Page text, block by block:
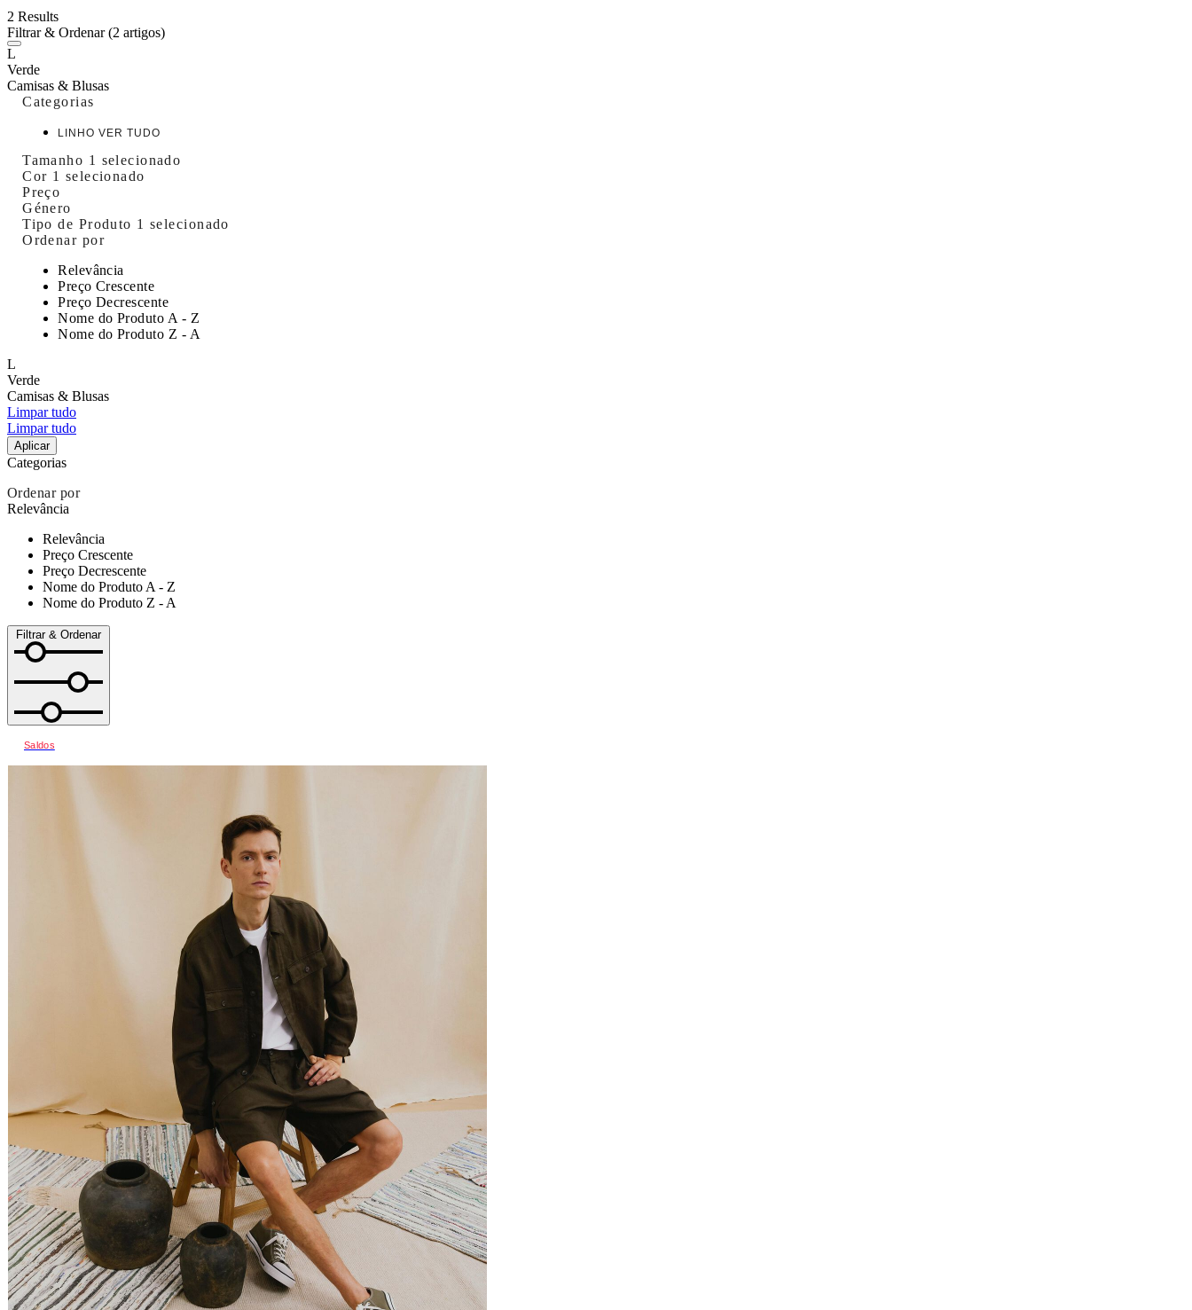
2 Results
Filtrar & Ordenar(2 artigos)
L
Verde
Camisas & Blusas
Categorias
LINHO VER TUDO
Tamanho 1 selecionado
Cor 1 selecionado
Preço
Género
Tipo de Produto 1 selecionado
Ordenar por
Relevância
Preço Crescente
Preço Decrescente
Nome do Produto A - Z
Nome do Produto Z - A
L
Verde
Camisas & Blusas
Limpar tudo
Limpar tudo
Aplicar
Categorias
Ordenar por
Relevância
Relevância
Preço Crescente
Preço Decrescente
Nome do Produto A - Z
Nome do Produto Z - A
Filtrar & Ordenar
Saldos